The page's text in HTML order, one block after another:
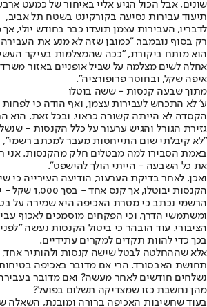
שונים, אבל הכול הגיע אליי באיחור של כמעט
תיעוד עבירות נסיעה בקורקינט בשטח תל אביב,
לדבריו, העבירות עצמן תועדו כבר בחודש יולי,
רק בסוף נובמבר. ״כמובן שזה לא מנע את
הוא מותח ביקורת, ״ככה שהמצלמות בעיקר
אחלה לשים מצלמה על שביל אופניים באזור
איפה שקל, ובחוסר פרופורציה״.
מתוך שבעה קנסות - ששה בוטלו
ע׳ לא התכחש לעבירות עצמן, ואף הודה כי
הקסדה לא הייתה קשורה כראוי. ובכל זאת, הוא
גזירת הגורל והגיש ערעור על כלל הקנסות -
״לא קיבלתי שום התייחסות מעבר למכתב רשמי״,
באמת הסבירו למה מבטלים חלק מהקנסות. אני
את כל השבעה - הייתי הולך להישפט״.
ואכן, לאחר בדיקת הערעור, הודיעה העירייה כי
הקנסות
הרשמי נכתב כי מטרת האכיפה היא שמירה על
ומשתמשי הדרך, וכי הפקחים מוסמכים לאכוף
הציבורי. עוד הובהר כי ביטול הקנסות נעשה
בכך כדי להוות תקדים למקרים עתידיים.
אלא שההחלטה לבטל שישה קנסות ולהותיר אחד,
תחושת האבסורד. הרי אם מדובר באכיפה
נשלחים חודשים לאחר מעשה? ואם מדובר
מהן נחשבת כזו שמצדיקה תשלום בפועל?
בעוד שחשיבות האכיפה ברורה ומובנת, השאלה